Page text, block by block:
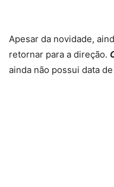
Apesar da novidade,
retornar para a direção.
ainda não possui data